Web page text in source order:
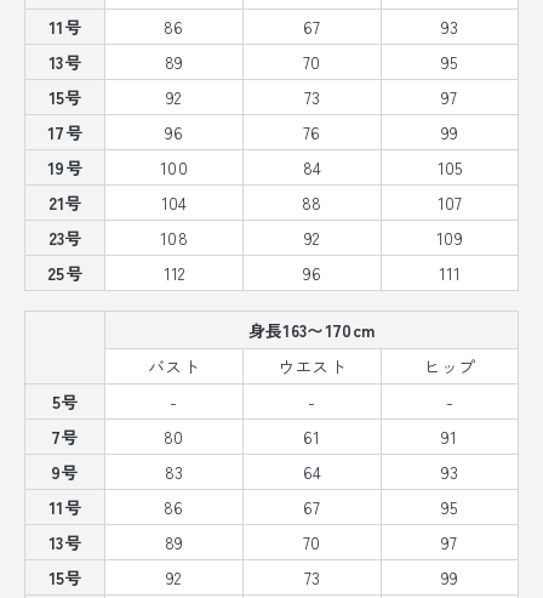
11号
86 67
93
13号
89 70
95
15号
92 73
97
17号
96 76
99
19号
100 84
105
21号
104 88
107
23号
108 92
109
25号
112 96 111
身長163〜170cm
バスト
ウエスト
ヒップ
5号
- -
-
7号
80 61
91
9号
83 64
93
11号
86 67
95
13号
89 70
97
15号
92 73
99